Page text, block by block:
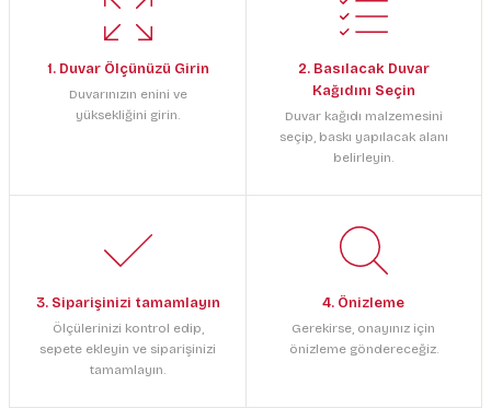
1. Duvar Ölçünüzü Girin
Duvarınızın enini ve
yüksekliğini girin.
2. Basılacak Duvar
Kağıdını Seçin
Duvar kağıdı malzemesini
seçip, baskı yapılacak alanı
belirleyin.
3. Siparişinizi tamamlayın
Ölçülerinizi kontrol edip,
sepete ekleyin ve siparişinizi
tamamlayın.
4. Önizleme
Gerekirse, onayınız için
önizleme göndereceğiz.